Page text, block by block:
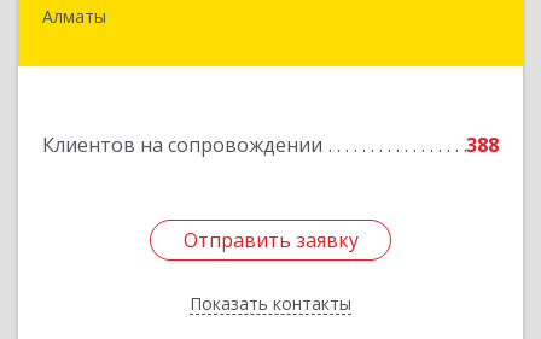
Алматы
Клиентов на сопровождении 388
Отправить заявку
Показать контакты
Республика Казахстан, Бостандыкский район,
Отправить заявку
Назад